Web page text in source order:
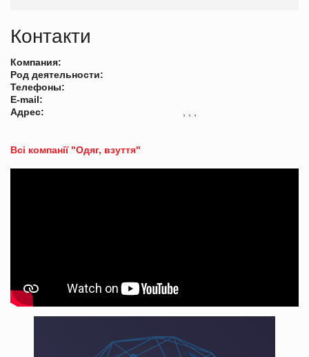
Контакти
Компания:
Род деятельности:
Телефоны:
E-mail:
Адрес:
Всі компанії "Одяг, взуття"